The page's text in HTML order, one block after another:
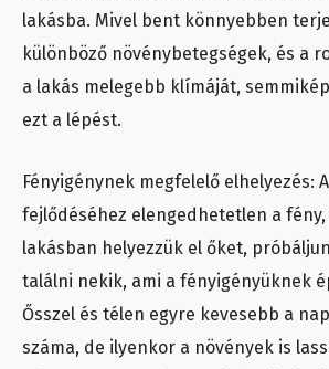
lakásba. Mivel bent könnyebben
különböző növénybetegségek, és a
a lakás melegebb klímáját,
ezt a lépést.
Fényigénynek megfelelő elhelyezés:
fejlődéséhez elengedhetetlen a
lakásban helyezzük el őket,
találni nekik, ami a fényigényüknek
Ősszel és télen egyre kevesebb a
száma, de ilyenkor a növények is